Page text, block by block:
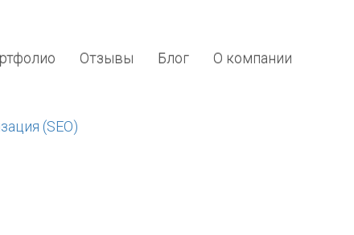
Отзывы Блог О компании
(SEO)